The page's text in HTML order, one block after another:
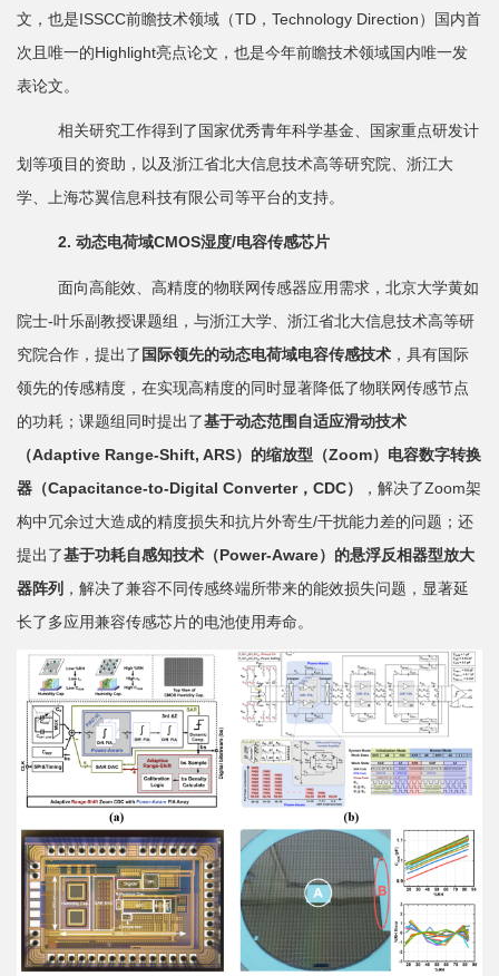
士
校
心
文，也是ISSCC前瞻技术领域（TD，Technology Direction）国内首
次且唯一的Highlight亮点论文，也是今年前瞻技术领域国内唯一发
表论文。
相关研究工作得到了国家优秀青年科学基金、国家重点研发计
划等项目的资助，以及浙江省北大信息技术高等研究院、浙江大
学、上海芯翼信息科技有限公司等平台的支持。
2.动态电荷域CMOS湿度/电容传感芯片
面向高能效、高精度的物联网传感器应用需求，北京大学黄如
院士-叶乐副教授课题组，与浙江大学、浙江省北大信息技术高等研
究院合作，提出了 国际领先的动态电荷域电容传感技术 ，具有国际
领先的传感精度，在实现高精度的同时显著降低了物联网传感节点
的功耗；课题组同时提出了基于动态范围自适应滑动技术
（Adaptive Range-Shift, ARS）的缩放型（Zoom）电容数字转换
器（Capacitance-to-Digital Converter， CDC）
，解决了Zoom架
构中冗余过大造成的精度损失和抗片外寄生/干扰能力差的问题；还
提出了基于功耗自感知技术（Power-Aware）的悬浮反相器型放大
器阵列 ，解决了兼容不同传感终端所带来的能效损失问题，显著延
长了多应用兼容传感芯片的电池使用寿命。